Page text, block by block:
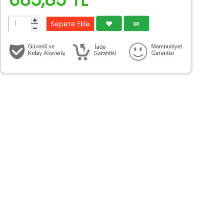
Sepete Ekle